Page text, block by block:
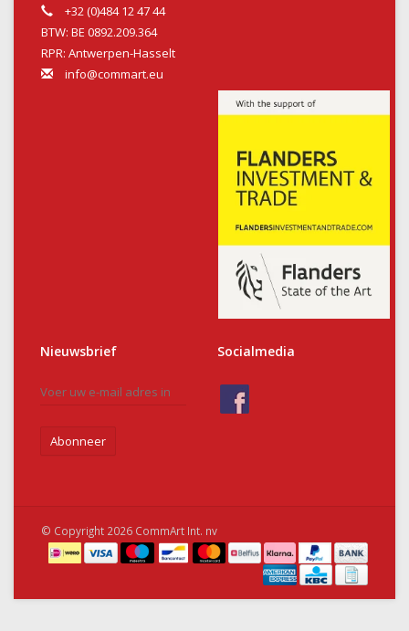
+32 (0)484 12 47 44
BTW: BE 0892.209.364
RPR: Antwerpen-Hasselt
info@commart.eu
Nieuwsbrief
Abonneer
Socialmedia
© Copyright 2026 CommArt Int. nv